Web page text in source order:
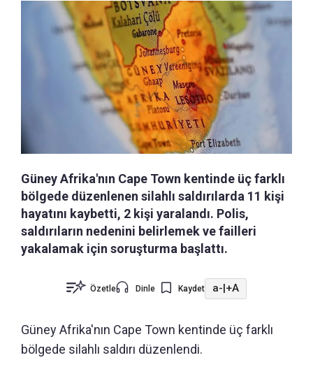
Güney Afrika'nın Cape Town kentinde üç farklı
bölgede düzenlenen silahlı saldırılarda 11 kişi
hayatını kaybetti, 2 kişi yaralandı. Polis,
saldırıların nedenini belirlemek ve failleri
yakalamak için soruşturma başlattı.
Özetle Dinle Kaydet a-|+A
Güney Afrika'nın Cape Town kentinde üç farklı
bölgede silahlı saldırı düzenlendi.